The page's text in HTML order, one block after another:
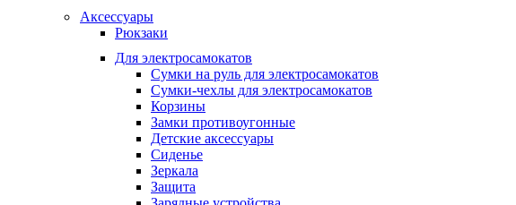
Аксессуары
Рюкзаки
Для электросамокатов
Сумки на руль для электросамокатов
Сумки-чехлы для электросамокатов
Корзины
Замки противоугонные
Детские аксессуары
Сиденье
Зеркала
Защита